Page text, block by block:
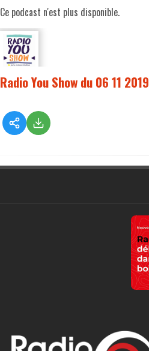
Ce podcast n'est plus disponible.
Radio You Show du 06 11 2019